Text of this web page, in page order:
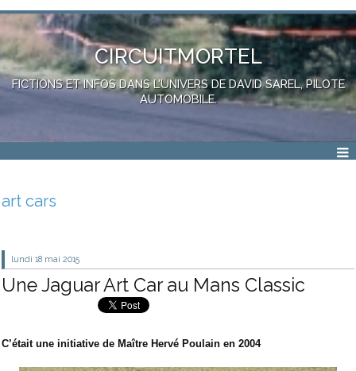
CIRCUITMORTEL
FICTIONS ET INFOS DANS L'UNIVERS DE DAVID SAREL, PILOTE
AUTOMOBILE.
art cars
lundi 18 mai 2015
Une Jaguar Art Car au Mans Classic
C’était une initiative de Maître Hervé Poulain en 2004